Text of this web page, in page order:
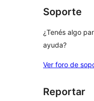
Soporte
¿Tenés algo
ayuda?
Ver foro de
Reportar